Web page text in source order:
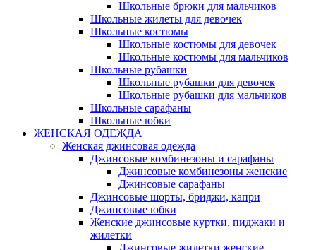
Школьные брюки для мальчиков
Школьные жилеты для девочек
Школьные костюмы
Школьные костюмы для девочек
Школьные костюмы для мальчиков
Школьные рубашки
Школьные рубашки для девочек
Школьные рубашки для мальчиков
Школьные сарафаны
Школьные юбки
ЖЕНСКАЯ ОДЕЖДА
Женская джинсовая одежда
Джинсовые комбинезоны и сарафаны
Джинсовые комбинезоны женские
Джинсовые сарафаны
Джинсовые шорты, бриджи, капри
Джинсовые юбки
Женские джинсовые куртки, пиджаки и
жилетки
Джинсовые жилетки женские